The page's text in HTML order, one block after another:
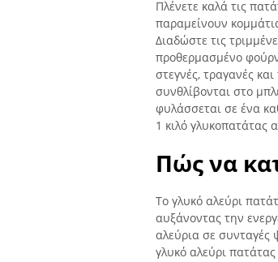
Πλένετε καλά τις
παραμείνουν
Διαδώστε τις
προθερμασμένο
στεγνές, τραγανές
συνθλίβονται στο
φυλάσσεται σε ένα
1 κιλό γλυκοπατάτας
Πώς να
Το γλυκό αλεύρι
αυξάνοντας την
αλεύρια σε συνταγές
γλυκό αλεύρι